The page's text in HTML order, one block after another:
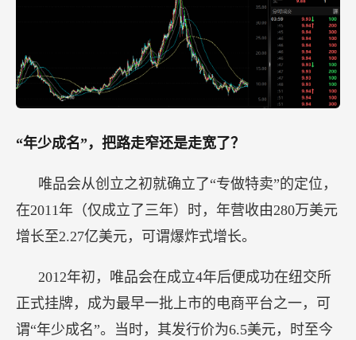
“年少成名”，把路走窄还是走宽了？
唯品会从创立之初就确立了“专做特卖”的定位，
在2011年（仅成立了三年）时，年营收由280万美元
增长至2.27亿美元，可谓爆炸式增长。
2012年初，唯品会在成立4年后便成功在纽交所
正式挂牌，成为最早一批上市的电商平台之一，可
谓“年少成名”。当时，其发行价为6.5美元，时至今